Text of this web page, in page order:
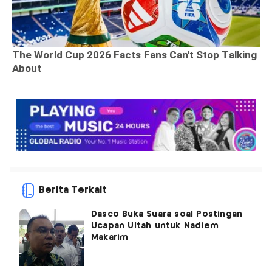
Berita Terkait
Dasco Buka Suara soal Postingan
Ucapan Ultah untuk Nadiem
Makarim